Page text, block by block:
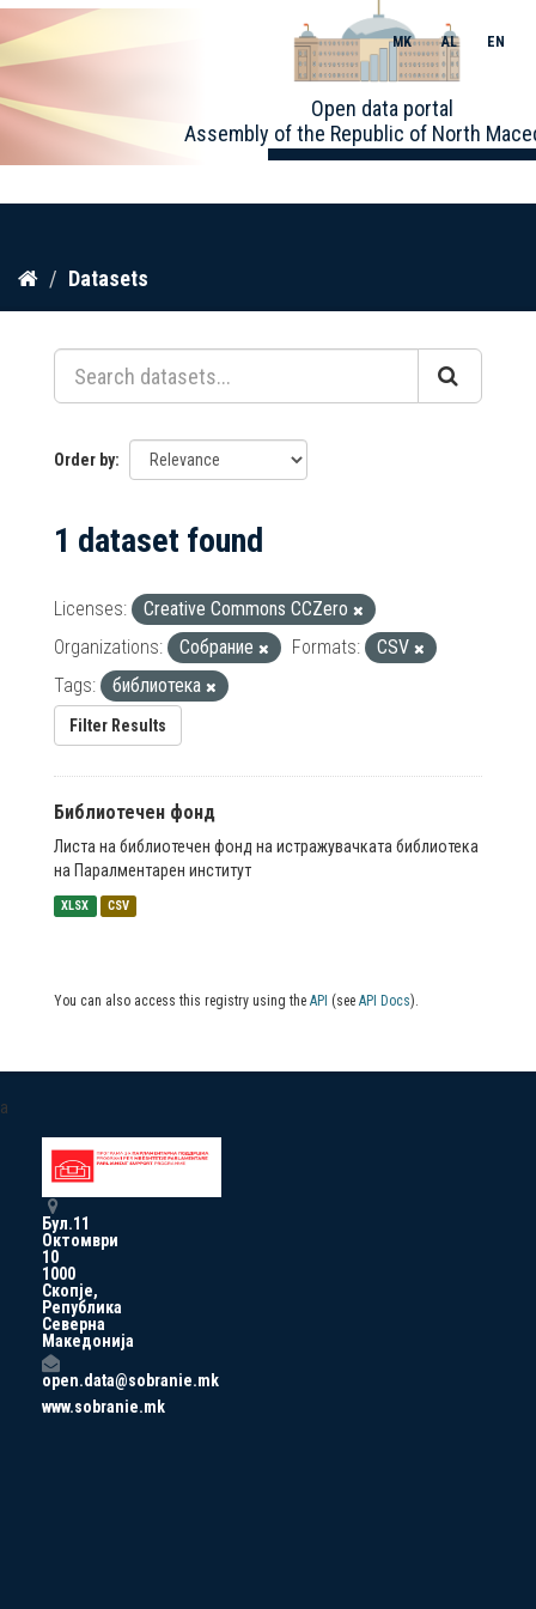
Skip
content
Open data portal
Assembly of the Republic of North
MK AL EN
Datasets
Order by
1 dataset found
Licenses:
Creative Commons CCZero
Organizations:
Собрание Formats:
CSV
Tags:
библиотека
Filter Results
Библиотечен фонд
Листа на библиотечен фонд на истражувачката библиотека
на Паралментарен институт
XLSX CSV
You can also access this registry using the API (see API Docs).
a
Бул.11
Октомври
10
1000
Скопје,
Република
Северна
Македонија
open.data@sobranie.mk
www.sobranie.mk